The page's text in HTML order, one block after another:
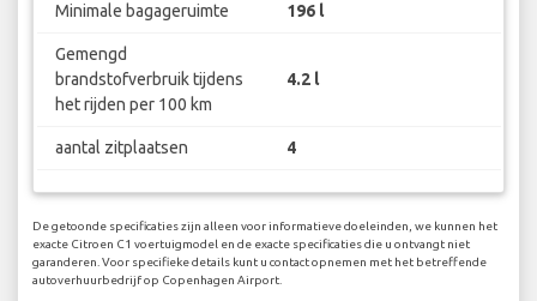
Minimale bagageruimte 196 l
Gemengd
brandstofverbruik tijdens
het rijden per 100 km
4.2 l
aantal zitplaatsen 4
De getoonde specificaties zijn alleen voor informatieve doeleinden, we kunnen het
exacte Citroen C1 voertuigmodel en de exacte specificaties die u ontvangt niet
garanderen. Voor specifieke details kunt u contact opnemen met het betreffende
autoverhuurbedrijf op Copenhagen Airport.